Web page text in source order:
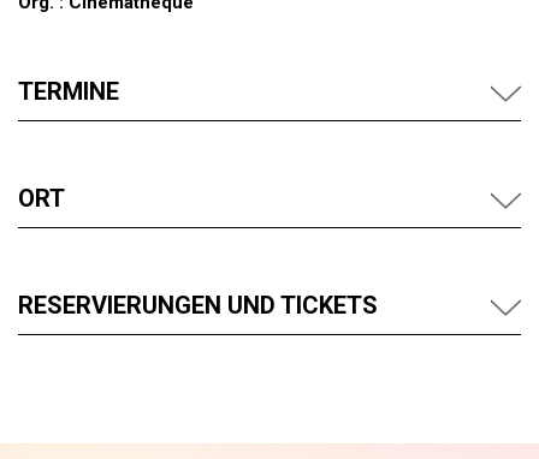
TERMINE
ORT
RESERVIERUNGEN UND TICKETS